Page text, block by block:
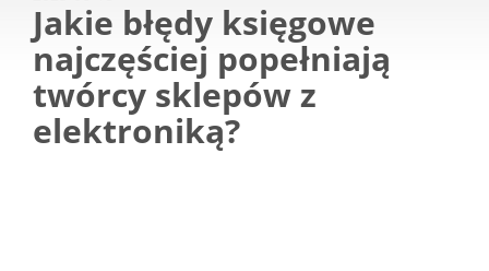
Jakie błędy księgowe
najczęściej popełniają
twórcy sklepów z
elektroniką?